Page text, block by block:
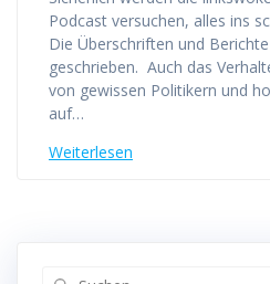
Podcast versuchen, alles ins
Die Überschriften und
geschrieben. Auch das
von gewissen Politikern und
auf…
Weiterlesen